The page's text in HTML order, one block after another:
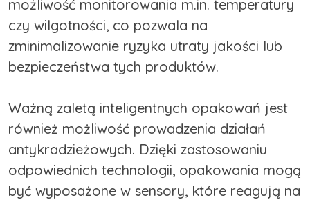
możliwość monitorowania m.in. temperatury
czy wilgotności, co pozwala na
zminimalizowanie ryzyka utraty jakości lub
bezpieczeństwa tych produktów.
Ważną zaletą inteligentnych opakowań jest
również możliwość prowadzenia działań
antykradzieżowych. Dzięki zastosowaniu
odpowiednich technologii, opakowania mogą
być wyposażone w sensory, które reagują na